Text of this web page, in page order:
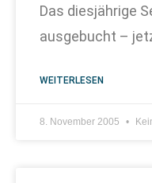
Das diesjährige
ausgebucht –
WEITERLESEN
8. November 2005